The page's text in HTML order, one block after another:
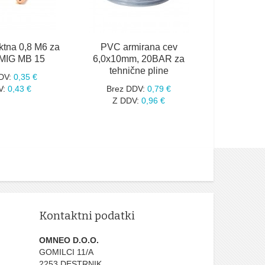
0,8 M6 za
MB 15
0,35 €
0,43 €
PVC armirana cev
6,0x10mm, 20BAR za
tehnične pline
Brez DDV: 0,79 €
Z DDV: 0,96 €
Kontaktni podatki
OMNEO D.O.O.
GOMILCI 11/A